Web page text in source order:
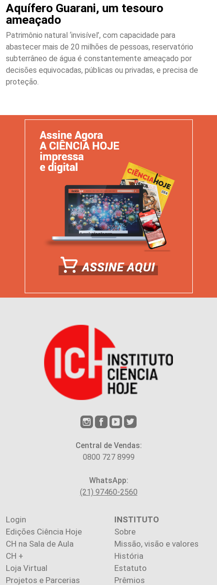
Aquífero Guarani, um tesouro
ameaçado
Patrimônio natural ‘invisível’, com capacidade para
abastecer mais de 20 milhões de pessoas, reservatório
subterrâneo de água é constantemente ameaçado por
decisões equivocadas, públicas ou privadas, e precisa de
proteção.
Central de Vendas:
0800 727 8999
WhatsApp:
(21) 97460-2560
Login
Edições Ciência Hoje
CH na Sala de Aula
CH +
Loja Virtual
Projetos e Parcerias
INSTITUTO
Sobre
Missão, visão e valores
História
Estatuto
Prêmios